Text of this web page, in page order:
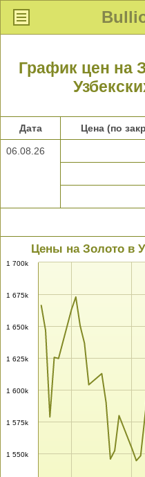
График цен на
Дата Цена (по
06.08.26
Цены на Золото в
1 550k
1 575k
1 600k
1 625k
1 650k
1 675k
1 700k